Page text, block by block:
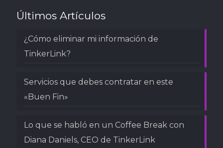
Últimos Artículos
¿Cómo eliminar mi información de
TinkerLink?
Servicios que debes contratar en este
«Buen Fin»
Lo que se habló en un Coffee Break con
Diana Daniels, CEO de TinkerLink